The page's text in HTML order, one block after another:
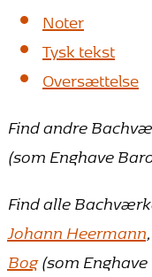
Noter
Tysk tekst
Oversættelse
Find andre
(som Enghave
Find alle
Johann Heermann,
Bog(som